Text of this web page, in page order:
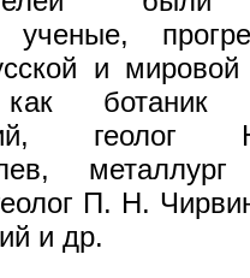
ученые,
и
как
П. Н.
и др.